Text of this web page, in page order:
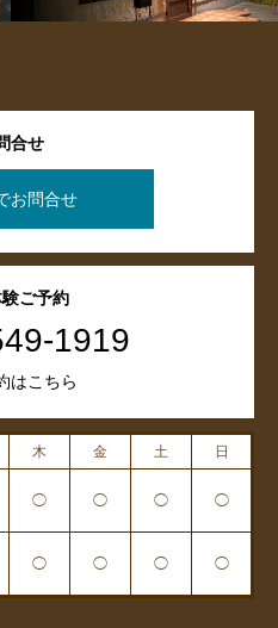
合せ
お問合せ
ご予約
1919
はこちら
木 金 土 日
◯ ◯ ◯ ◯
◯ ◯ ◯ ◯